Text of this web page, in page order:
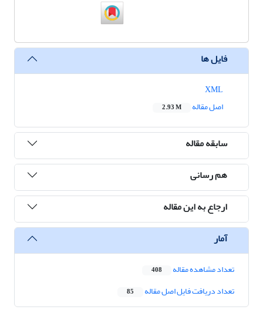
فایل ها
اصل مقاله
2.93 M
سابقه مقاله
هم رسانی
ارجاع به این مقاله
آمار
تعداد مشاهده مقاله 408
تعداد دریافت فایل اصل مقاله 85